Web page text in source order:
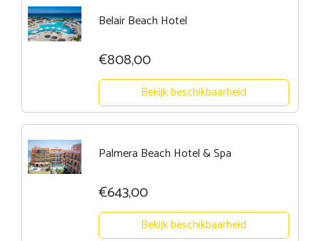
Belair Beach Hotel
€808,00
Bekijk beschikbaarheid
Palmera Beach Hotel & Spa
€643,00
Bekijk beschikbaarheid